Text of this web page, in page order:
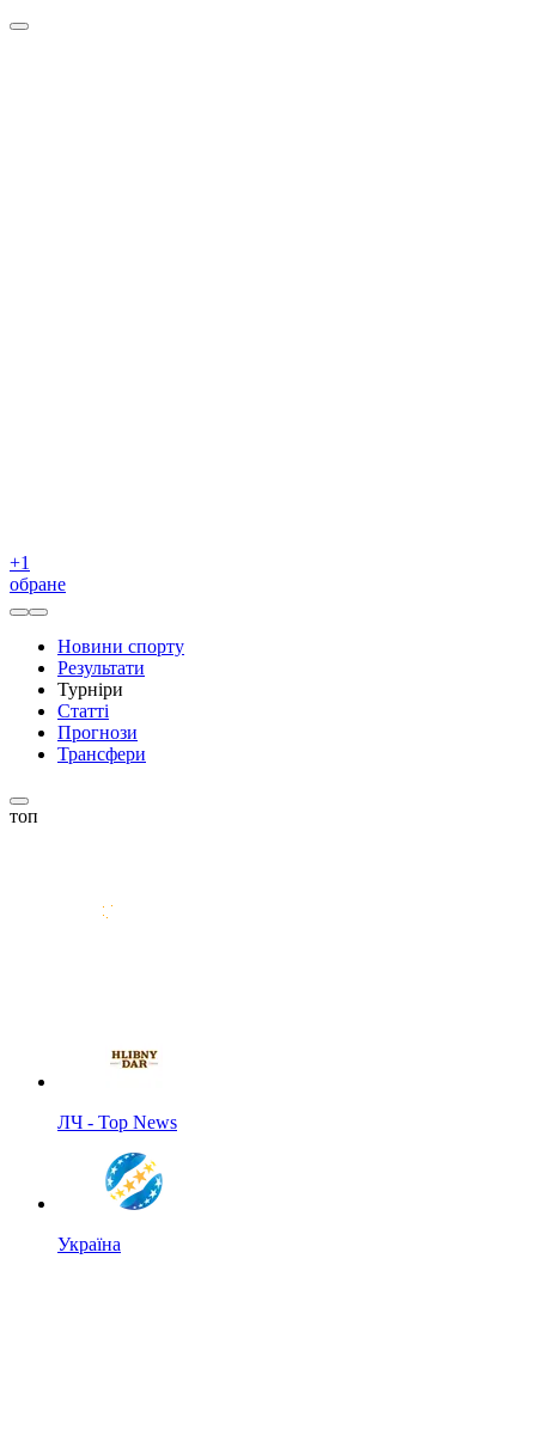
+1
обране
Новини спорту
Результати
Турніри
Статті
Прогнози
Трансфери
топ
ЛЧ - Top News
Україна